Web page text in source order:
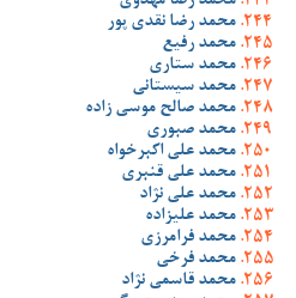
محمد رضا نقدی پور
محمد رفیع
محمد ستاری
محمد سیستانی
محمد صالح موسی زاده
محمد صبوری
محمد علی اکبرخواه
محمد علی قنبری
محمد علی نژاد
محمد علیزاده
محمد فرامرزی
محمد فرخی
محمد قاسمی نژاد